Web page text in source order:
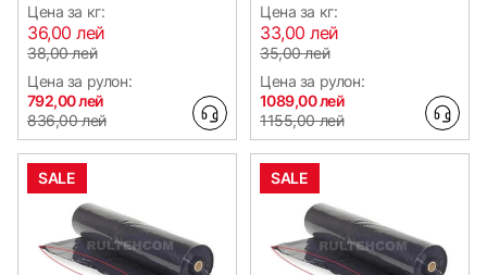
Цена за кг:
36,00 лей
38,00 лей
Цена за рулон:
792,00 лей
836,00 лей
Цена за кг:
33,00 лей
35,00 лей
Цена за рулон:
1089,00 лей
1155,00 лей
SALE SALE